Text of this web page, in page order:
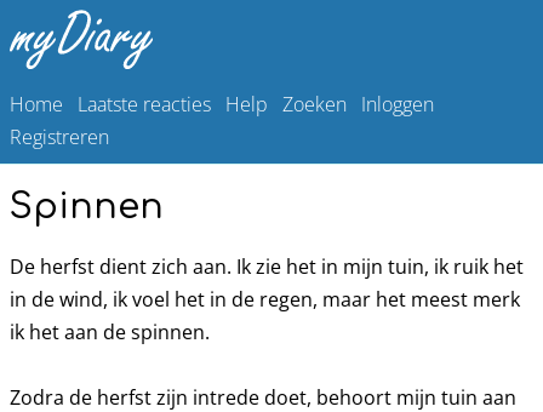
Home Laatste reacties Help Zoeken Inloggen
Registreren
Spinnen
De herfst dient zich aan. Ik zie het in mijn tuin, ik ruik het
in de wind, ik voel het in de regen, maar het meest merk
ik het aan de spinnen.
Zodra de herfst zijn intrede doet, behoort mijn tuin aan